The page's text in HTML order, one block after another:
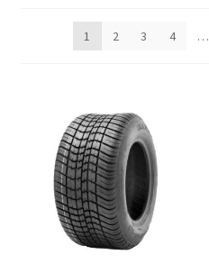
lav
1 2 3 4 …